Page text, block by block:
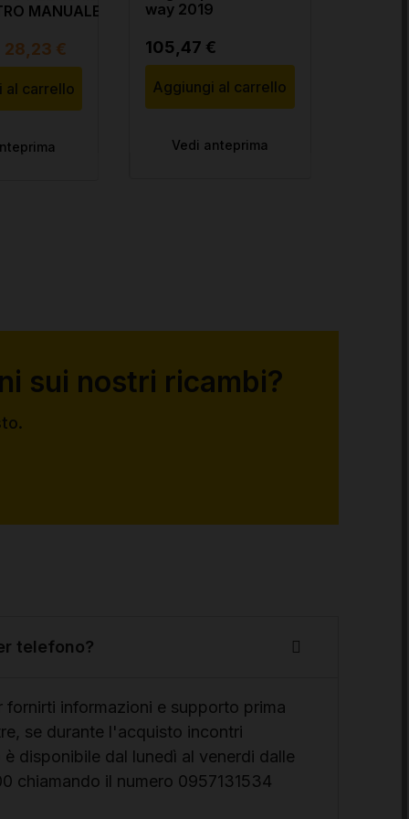
MANUALE PER
28,23 €
al carrello
way 2019
105,47 €
Aggiungi al carrello
Vedi anteprima
sui nostri ricambi?
telefono?
informazioni e supporto prima
se durante l'acquisto incontri
disponibile dal lunedì al venerdi dalle
chiamando il numero 0957131534